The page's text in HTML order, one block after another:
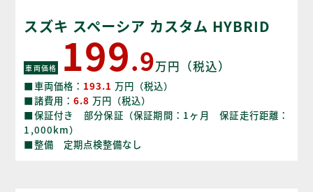
スズキ スペーシア カスタム HYBRID
車両価格 199.9万円（税込）
■車両価格： 193.1 万円（税込）
■諸費用： 6.8 万円（税込）
■保証付き 部分保証（保証期間：1ヶ月 保証走行距離：
1,000km）
■整備 定期点検整備なし